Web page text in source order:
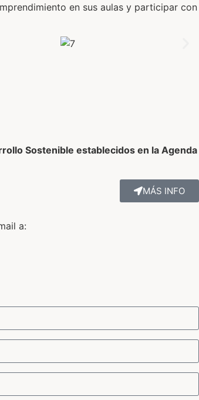
en sus aulas y participar con
Sostenible establecidos en la Agenda
MÁS INFO
a: